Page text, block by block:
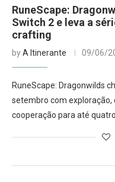
RuneScape:
Switch 2 e leva a
crafting
byA Itinerante 09/06/
RuneScape: Dragonwilds
setembro com exploração,
cooperação para até